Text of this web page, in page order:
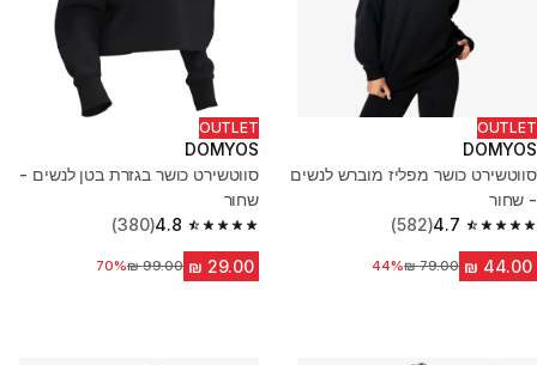
OUTLET
DOMYOS
סווטשירט כושר מפליז מוברש לנשים
- שחור
4.7
4.7 out of 5 stars from 582 reviews
(582)
מחיר לפני הנחה‏79.00 ₪
44%
OUTLET
DOMYOS
סווטשירט כושר בגזרת בטן לנשים -
שחור
4.8
4.8 out of 5 stars from 380 reviews
(380)
מחיר לפני הנחה‏99.00 ₪
70%